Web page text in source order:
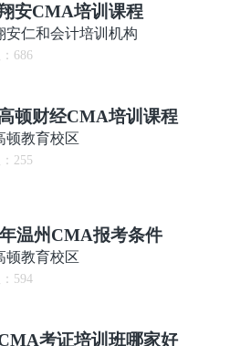
安CMA培训课程
安仁和会计培训机构
686
顿财经CMA培训课程
顿教育校区
255
温州CMA报考条件
顿教育校区
594
考证培训班哪家好